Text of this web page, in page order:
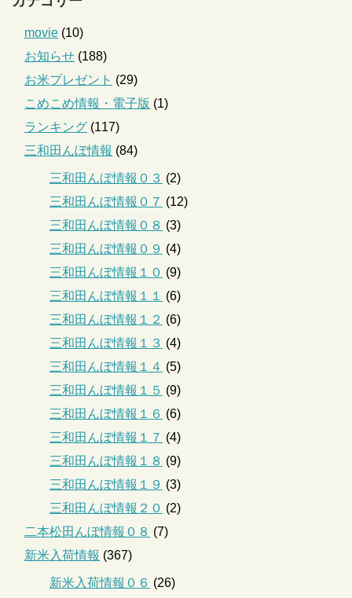
movie (10)
お知らせ (188)
お米プレゼント (29)
こめこめ情報・電子版 (1)
ランキング (117)
三和田んぼ情報 (84)
三和田んぼ情報０３ (2)
三和田んぼ情報０７ (12)
三和田んぼ情報０８ (3)
三和田んぼ情報０９ (4)
三和田んぼ情報１０ (9)
三和田んぼ情報１１
(6)
三和田んぼ情報１２ (6)
三和田んぼ情報１３ (4)
三和田んぼ情報１４ (5)
三和田んぼ情報１５ (9)
三和田んぼ情報１６ (6)
三和田んぼ情報１７ (4)
三和田んぼ情報１８ (9)
三和田んぼ情報１９ (3)
三和田んぼ情報２０ (2)
二本松田んぼ情報０８ (7)
新米入荷情報 (367)
新米入荷情報０６ (26)